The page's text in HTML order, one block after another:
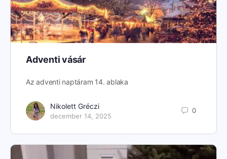
Adventi vásár
Az adventi naptáram 14. ablaka
Nikolett Gréczi
december 14, 2025
0